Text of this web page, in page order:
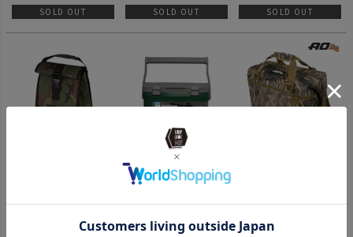
SOLD OUT SOLD OUT SOLD OUT
SOLD OUT
STANLEY スタンレー ク
ーラーボックス 15.1L キ
ャンプ キャンプ用品 ア
ウトドア アウトドア用品
帯 収納 大型 大容量 大人
釣り 便利 密閉 開けやす
い 調節 グリーン
¥16,500
SOLD OUT
ー
SOLD OUT